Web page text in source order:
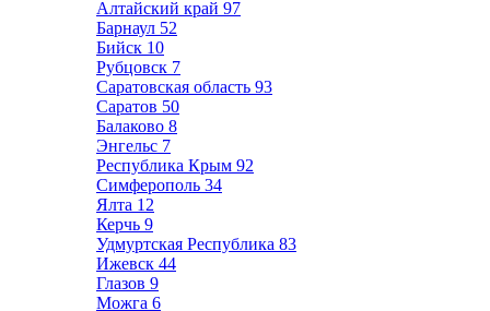
Алтайский край 97
Барнаул 52
Бийск 10
Рубцовск 7
Саратовская область 93
Саратов 50
Балаково 8
Энгельс 7
Республика Крым 92
Симферополь 34
Ялта 12
Керчь 9
Удмуртская Республика 83
Ижевск 44
Глазов 9
Можга 6